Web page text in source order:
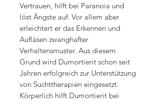
Vertrauen, hilft bei Paranoia und
löst Ängste auf. Vor allem aber
erleichtert er das Erkennen und
Aufläsen zwanghafter
Verhaltensmuster. Aus diesem
Grund wird Dumortierit schon seit
Jahren erfolgreich zur Unterstützung
von Suchttherapien eingesetzt.
Körperlich hilft Dumortierit bei